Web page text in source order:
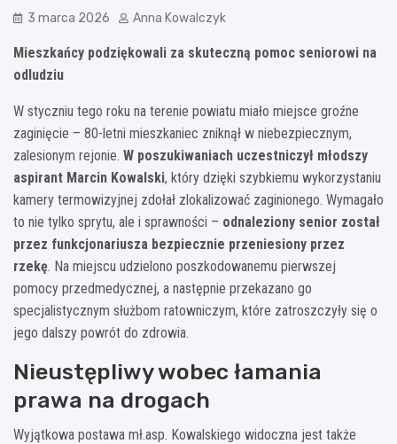
3 marca 2026 Anna Kowalczyk
Mieszkańcy podziękowali za skuteczną pomoc seniorowi na
odludziu
W styczniu tego roku na terenie powiatu miało miejsce groźne
zaginięcie – 80-letni mieszkaniec zniknął w niebezpiecznym,
zalesionym rejonie. W poszukiwaniach uczestniczył młodszy
aspirant Marcin Kowalski, który dzięki szybkiemu wykorzystaniu
kamery termowizyjnej zdołał zlokalizować zaginionego. Wymagało
to nie tylko sprytu, ale i sprawności – odnaleziony senior został
przez funkcjonariusza bezpiecznie przeniesiony przez
rzekę. Na miejscu udzielono poszkodowanemu pierwszej
pomocy przedmedycznej, a następnie przekazano go
specjalistycznym służbom ratowniczym, które zatroszczyły się o
jego dalszy powrót do zdrowia.
Nieustępliwy wobec łamania
prawa na drogach
Wyjątkowa postawa mł.asp. Kowalskiego widoczna jest także